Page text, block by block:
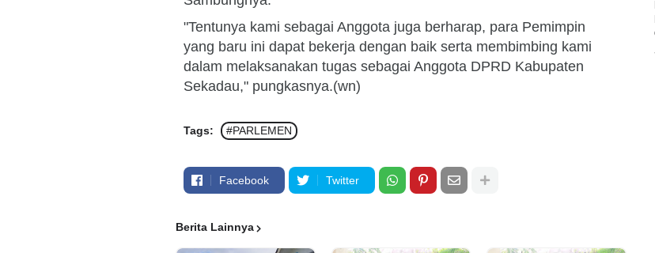
"Tentunya kami sebagai Anggota juga berharap, para Pemimpin
yang baru ini dapat bekerja dengan baik serta membimbing kami
dalam melaksanakan tugas sebagai Anggota DPRD Kabupaten
Sekadau," pungkasnya.(wn)
Tags: #PARLEMEN
Facebook Twitter
Berita Lainnya